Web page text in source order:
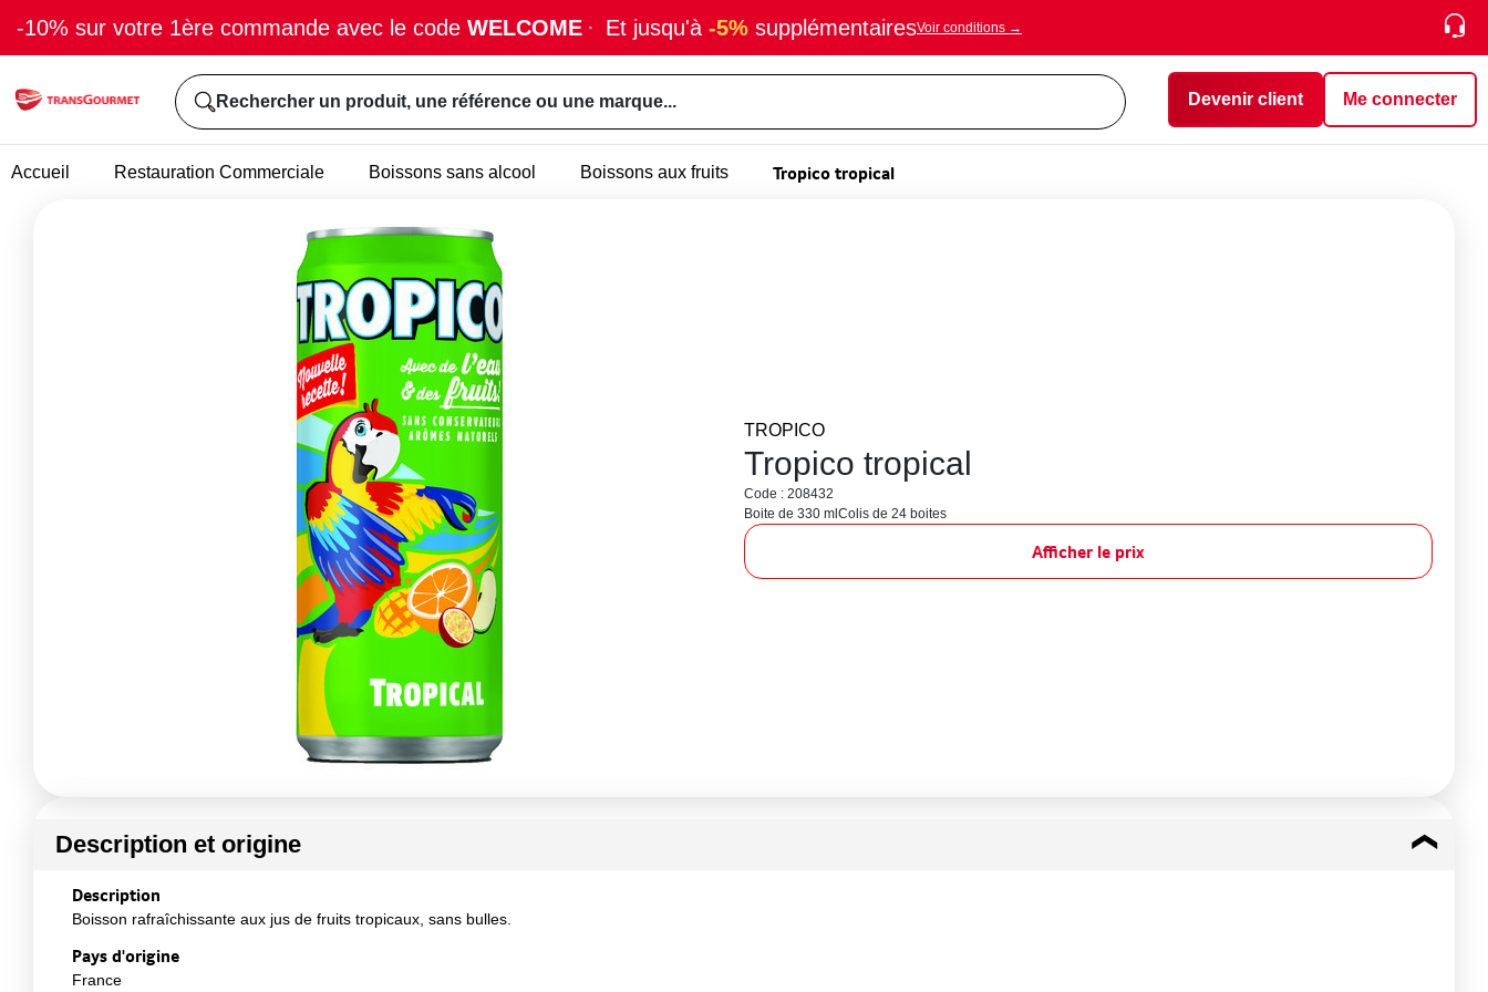
-10% sur votre 1ère commande avec le code WELCOME · Et jusqu'à -5% supplémentairesVoir conditions →
Rechercher un produit, une référence ou une marque... Devenir client Me connecter
Accueil Restauration Commerciale Boissons sans alcool Boissons aux fruits Tropico tropical
TROPICO
Tropico tropical
Code : 208432
Boite de 330 ml Colis de 24 boites
Afficher le prix
Description et origine
Description
Boisson rafraîchissante aux jus de fruits tropicaux, sans bulles.
Pays d'origine
France